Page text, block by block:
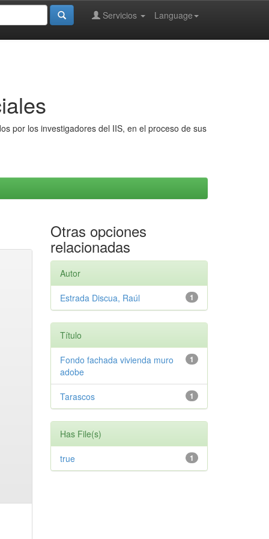
Language
Servicios
por los investigadores del IIS, en el proceso de sus
Otras opciones
relacionadas
Autor
1
Estrada Discua, Raúl
Título
1
Fondo fachada vivienda muro
adobe
1
Tarascos
Has File(s)
1
true